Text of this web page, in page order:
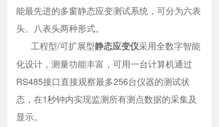
能最先进的多窗静态应变测试系统，可分为六表
头、八表头两种形式。
工程型/可扩展型静态应变仪采用全数字智能
化设计，测量功能丰富，可用一台计算机通过
RS485接口直接观察最多256台仪器的测试状
态，在1秒钟内实现监测所有测点数据的采集及
显示。